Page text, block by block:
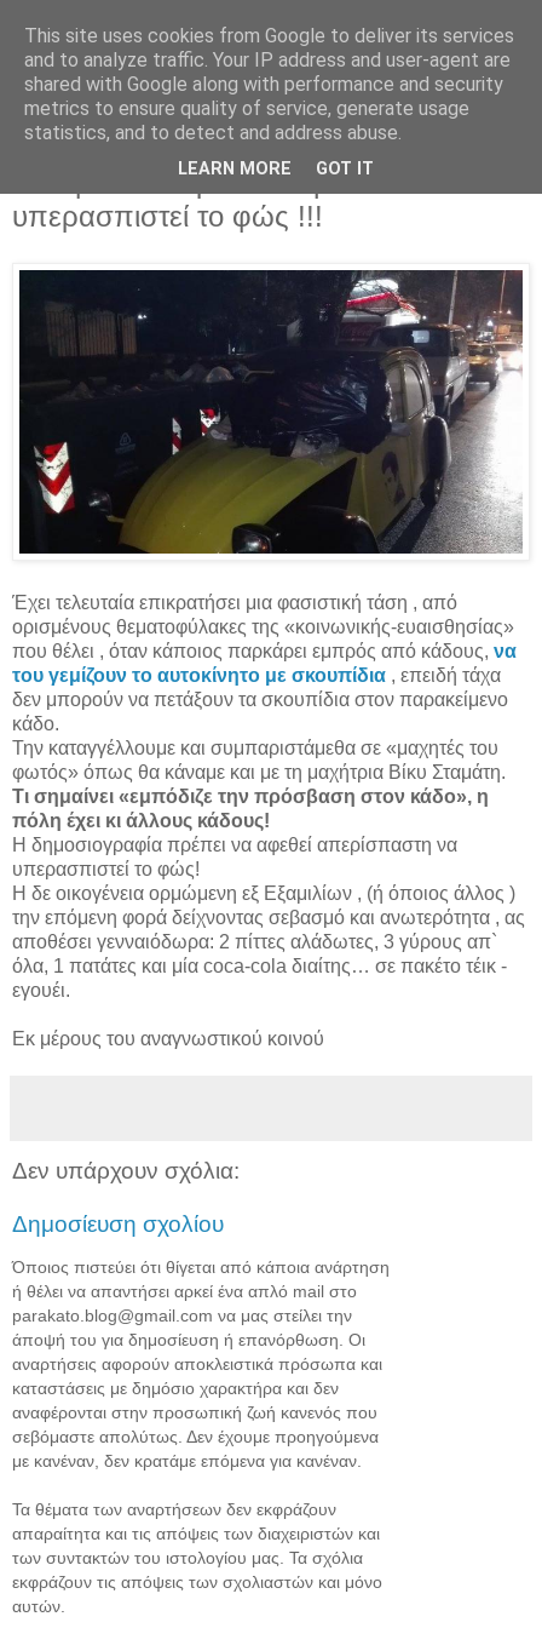
Parakato.gr
ΚΟΡΙΝΘΟΣ: Η δημοσιογραφία πρέπει
να αφεθεί απερίσπαστη να
υπερασπιστεί το φώς !!!
Έχει τελευταία επικρατήσει μια φασιστική τάση , από
ορισμένους θεματοφύλακες της «κοινωνικής-ευαισθησίας»
που θέλει , όταν κάποιος παρκάρει εμπρός από κάδους, να
του γεμίζουν το αυτοκίνητο με σκουπίδια , επειδή τάχα
δεν μπορούν να πετάξουν τα σκουπίδια στον παρακείμενο
κάδο.
Την καταγγέλλουμε και συμπαριστάμεθα σε «μαχητές του
φωτός» όπως θα κάναμε και με τη μαχήτρια Βίκυ Σταμάτη.
Τι σημαίνει «εμπόδιζε την πρόσβαση στον κάδο», η
πόλη έχει κι άλλους κάδους!
Η δημοσιογραφία πρέπει να αφεθεί απερίσπαστη να
υπερασπιστεί το φώς!
Η δε οικογένεια ορμώμενη εξ Εξαμιλίων , (ή όποιος άλλος )
την επόμενη φορά δείχνοντας σεβασμό και ανωτερότητα , ας
αποθέσει γενναιόδωρα: 2 πίττες αλάδωτες, 3 γύρους απ`
όλα, 1 πατάτες και μία coca-cola διαίτης… σε πακέτο τέικ -
εγουέι.
Εκ μέρους του αναγνωστικού κοινού
Δεν υπάρχουν σχόλια:
Δημοσίευση σχολίου
Όποιος πιστεύει ότι θίγεται από κάποια ανάρτηση
ή θέλει να απαντήσει αρκεί ένα απλό mail στο
parakato.blog@gmail.com να μας στείλει την
άποψή του για δημοσίευση ή επανόρθωση. Οι
αναρτήσεις αφορούν αποκλειστικά πρόσωπα και
καταστάσεις με δημόσιο χαρακτήρα και δεν
αναφέρονται στην προσωπική ζωή κανενός που
σεβόμαστε απολύτως. Δεν έχουμε προηγούμενα
με κανέναν, δεν κρατάμε επόμενα για κανέναν.
Τα θέματα των αναρτήσεων δεν εκφράζουν
απαραίτητα και τις απόψεις των διαχειριστών και
των συντακτών του ιστολογίου μας. Τα σχόλια
εκφράζουν τις απόψεις των σχολιαστών και μόνο
αυτών.
This site uses cookies from Google to deliver its services
and to analyze traffic. Your IP address and user-agent are
shared with Google along with performance and security
metrics to ensure quality of service, generate usage
statistics, and to detect and address abuse.
LEARN MORE GOT IT